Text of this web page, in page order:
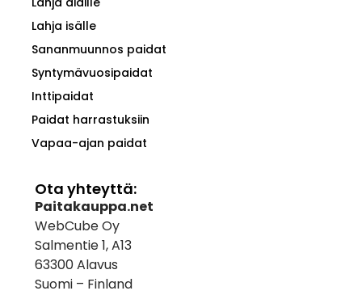
Lahja isälle
Sananmuunnos paidat
Syntymävuosipaidat
Inttipaidat
Paidat harrastuksiin
Vapaa-ajan paidat
Ota yhteyttä:
Paitakauppa.net
WebCube Oy
Salmentie 1, A13
63300 Alavus
Suomi – Finland